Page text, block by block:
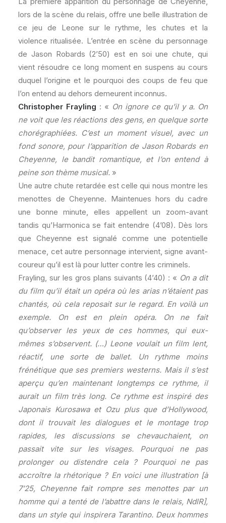
lors de la scène du relais, offre une belle illustration de
ce jeu de Leone sur le rythme, les chutes et la
violence ritualisée. L’entrée en scène du personnage
de Jason Robards (2’50) est en soi une chute, qui
vient résoudre ce long moment en suspens au cours
duquel l’origine et le pourquoi des coups de feu que
l’on entend au dehors demeurent inconnus.
Christopher Frayling : « On ignore ce qu’il y a. On
ne voit que les réactions des gens, en quelque sorte
chorégraphiées. C’est un moment visuel, avec un
fond sonore, pour l’apparition de Jason Robards en
Cheyenne, le bandit romantique, et l’on entend à
peine son thème musical. »
Une autre chute retardée est celle qui nous montre les
menottes de Cheyenne. Maintenues hors du cadre
une bonne minute, elles appellent un zoom-avant
tandis qu’Harmonica se fait entendre (4’08). Dès lors
que Cheyenne est signalé comme une potentielle
menace, cet autre personnage intervient, signe avant-
coureur qu’il est là pour lutter contre les criminels.
Frayling, sur les gros plans suivants (4’40) : « On a dit
du film qu’il était un opéra où les arias n’étaient pas
chantés, où cela reposait sur le regard. En voilà un
exemple. On est en plein opéra. On ne fait
qu’observer les yeux de ces hommes, qui eux-
mêmes s’observent. (…) Leone voulait un film lent,
réactif, une sorte de ballet. Un rythme moins
frénétique que ses premiers westerns. Mais il s’est
aperçu qu’en maintenant longtemps ce rythme, il
aurait un film très long. Ce rythme est inspiré des
Japonais Kurosawa et Ozu plus que d’Hollywood,
dont il trouvait les dialogues et le montage trop
rapides, les discussions se chevauchaient, on
passait vite sur les visages. Pourquoi ne pas
prolonger ou distendre cela ? Pourquoi ne pas
accroître la rhétorique ? En voici une illustration [à
7’25, Cheyenne fait rompre ses menottes par un
homme qui a tenté de l’abattre dans le relais, NdlR],
dans un style qui inspirera Tarantino. Deux hommes